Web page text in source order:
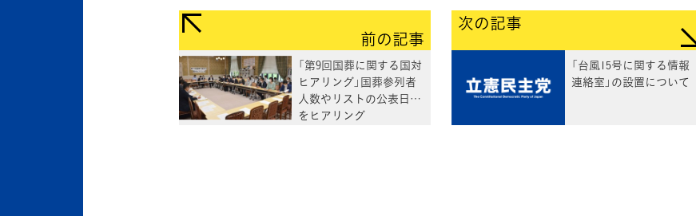
前の記事
「第9回国葬に関する国対
ヒアリング」国葬参列者
人数やリストの公表日等
をヒアリング
次の記事
「台風15号に関する情報
連絡室」の設置について